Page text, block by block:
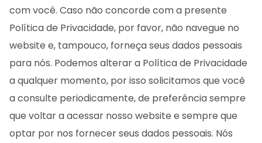
com você. Caso não concorde com a presente
Política de Privacidade, por favor, não navegue no
website e, tampouco, forneça seus dados pessoais
para nós. Podemos alterar a Política de Privacidade
a qualquer momento, por isso solicitamos que você
a consulte periodicamente, de preferência sempre
que voltar a acessar nosso website e sempre que
optar por nos fornecer seus dados pessoais. Nós